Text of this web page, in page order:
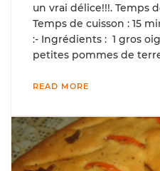
un vrai délice!!!. Temps
Temps de cuisson : 15
:- Ingrédients : 1 gros
petites pommes de
READ MORE